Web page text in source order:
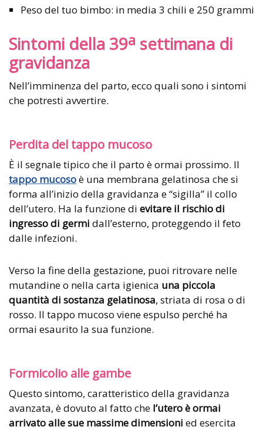
Peso del tuo bimbo: in media 3 chili e 250 grammi
Sintomi della 39a settimana di
gravidanza
Nell’imminenza del parto, ecco quali sono i sintomi
che potresti avvertire.
Perdita del tappo mucoso
È il segnale tipico che il parto è ormai prossimo. Il
tappo mucosoè una membrana gelatinosa che si
forma all’inizio della gravidanza e “sigilla” il collo
dell’utero. Ha la funzione di evitare il rischio di
ingresso di germi dall’esterno, proteggendo il feto
dalle infezioni.
Verso la fine della gestazione, puoi ritrovare nelle
mutandine o nella carta igienica una piccola
quantità di sostanza gelatinosa, striata di rosa o di
rosso. Il tappo mucoso viene espulso perché ha
ormai esaurito la sua funzione.
Formicolio alle gambe
Questo sintomo, caratteristico della gravidanza
avanzata, è dovuto al fatto che l’utero è ormai
arrivato alle sue massime dimensioni ed esercita